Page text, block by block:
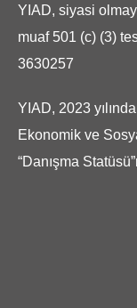
YIAD, siyasi
muaf 501 (c) (3)
3630257
YIAD, 2023
Ekonomik ve
“Danışma